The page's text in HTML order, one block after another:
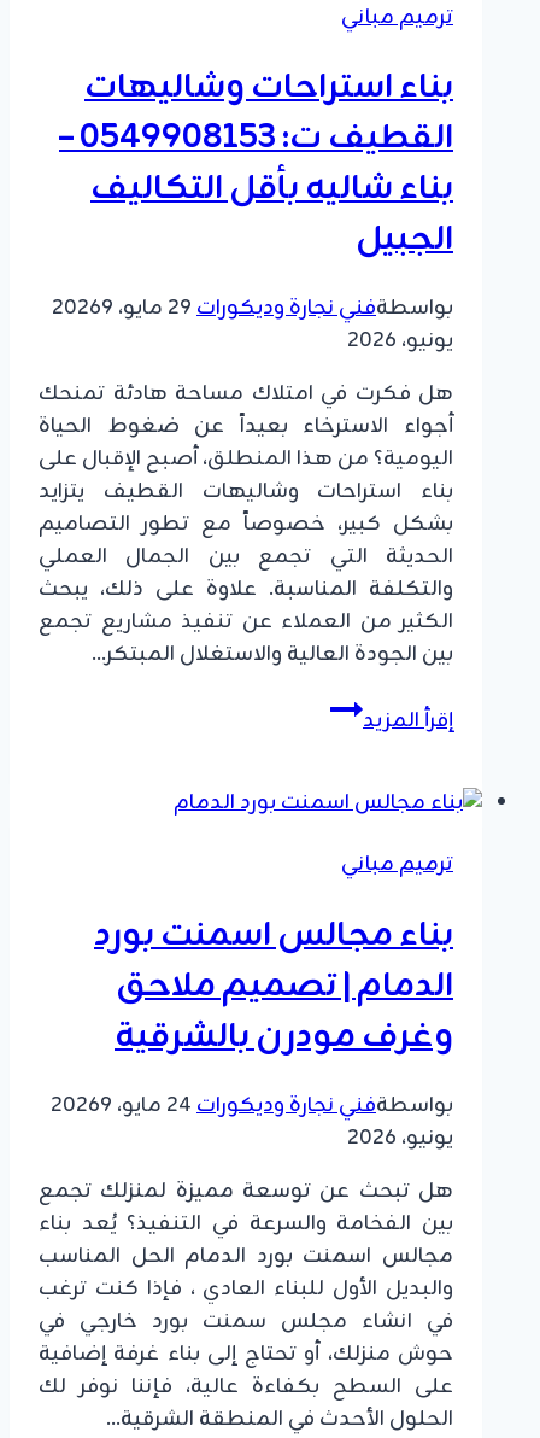
الخبر
0549908153
–
دمج
غرفتين
الجدار
ترميم مباني
بناء استراحات وشاليهات
القطيف ت: 0549908153 –
بناء شاليه بأقل التكاليف
الجبيل
بواسطةفني نجارة وديكورات29 مايو، 2026
9
يونيو، 2026
هل فكرت في امتلاك مساحة هادئة تمنحك
أجواء الاسترخاء بعيداً عن ضغوط الحياة
اليومية؟ من هذا المنطلق، أصبح الإقبال على
بناء استراحات وشاليهات القطيف يتزايد
بشكل كبير، خصوصاً مع تطور التصاميم
الحديثة التي تجمع بين الجمال العملي
والتكلفة المناسبة. علاوة على ذلك، يبحث
الكثير من العملاء عن تنفيذ مشاريع تجمع
بين الجودة العالية والاستغلال المبتكر…
إقرأ المزيدبناء
استراحات
القطيف
0549908153
بناء
شاليه
بأقل
التكاليف
الجبيل
ترميم مباني
بناء مجالس اسمنت بورد
الدمام | تصميم ملاحق
وغرف مودرن بالشرقية
بواسطةفني نجارة وديكورات24 مايو، 2026
9
يونيو، 2026
هل تبحث عن توسعة مميزة لمنزلك تجمع
بين الفخامة والسرعة في التنفيذ؟ يُعد بناء
مجالس اسمنت بورد الدمام الحل المناسب
والبديل الأول للبناء العادي ، فإذا كنت ترغب
في انشاء مجلس سمنت بورد خارجي في
حوش منزلك، أو تحتاج إلى بناء غرفة إضافية
على السطح بكفاءة عالية، فإننا نوفر لك
الحلول الأحدث في المنطقة الشرقية…